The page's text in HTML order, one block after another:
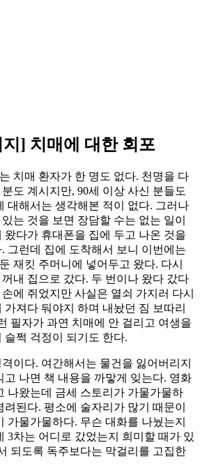
] 치매에 대한 회포
치매 환자가 한 명도 없다. 천명을 다
도 계시지만, 90세 이상 사신 분들도
대해서는 생각해본 적이 없다. 그러나
는 것을 보면 장담할 수는 없는 일이
왔다가 휴대폰을 집에 두고 나온 것을
그런데 집에 도착해서 보니 이번에는
재킷 주머니에 넣어두고 왔다. 다시
내 집으로 갔다. 두 번이나 왔다 갔다
에 쥐었지만 사실은 열쇠 가지러 다시
져다 둬야지 하며 내놨던 짐 보따리
필자가 과연 치매에 안 걸리고 여생을
슬쩍 걱정이 되기도 한다.
이다. 여간해서는 물건을 잃어버리지
고 나면 책 내용을 까맣게 잊는다. 영화
나왔는데 금세 스토리가 가물가물하
된다. 평소에 술자리가 많기 때문이
가물가물하다. 무슨 대화를 나눴는지
3차는 어디로 갔었는지 희미할 때가 있
되도록 독주보다는 막걸리를 고집한